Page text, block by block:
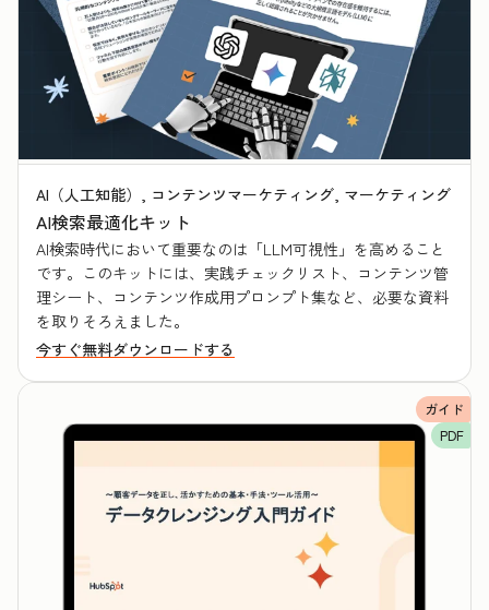
AI（人工知能）, コンテンツマーケティング, マーケティング
AI検索最適化キット
AI検索時代において重要なのは「LLM可視性」を高めること
です。このキットには、実践チェックリスト、コンテンツ管
理シート、コンテンツ作成用プロンプト集など、必要な資料
を取りそろえました。
今すぐ無料ダウンロードする
ガイド
PDF